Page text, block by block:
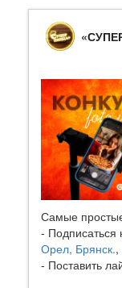
Самые
- Подписаться
Орел, Брянск.,
- Поставить